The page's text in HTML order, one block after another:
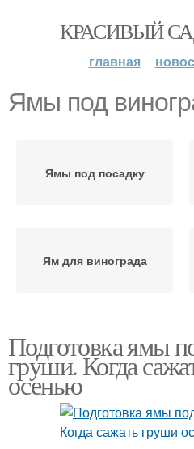
КРАСИВЫЙ
главная
Ямы под
Ямы под посадку
Ям для винограда
Подготовка ямы
груши. Когда
осенью